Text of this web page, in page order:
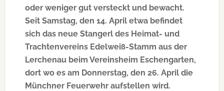
oder weniger gut versteckt und bewacht.
Seit Samstag, den 14. April etwa befindet
sich das neue Stangerl des Heimat- und
Trachtenvereins Edelweiß-Stamm aus der
Lerchenau beim Vereinsheim Eschengarten,
dort wo es am Donnerstag, den 26. April die
Münchner Feuerwehr aufstellen wird.